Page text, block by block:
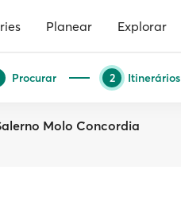
Planear Explorar
Procurar 2 Itinerários
Molo Concordia